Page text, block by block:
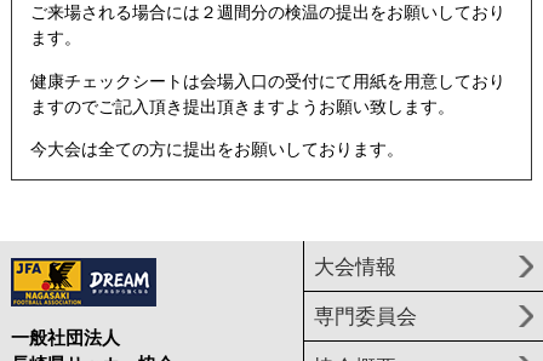
ご来場される場合には２週間分の検温の提出をお願いしており
ます。
健康チェックシートは会場入口の受付にて用紙を用意しており
ますのでご記入頂き提出頂きますようお願い致します。
今大会は全ての方に提出をお願いしております。
一般社団法人
大会情報
専門委員会